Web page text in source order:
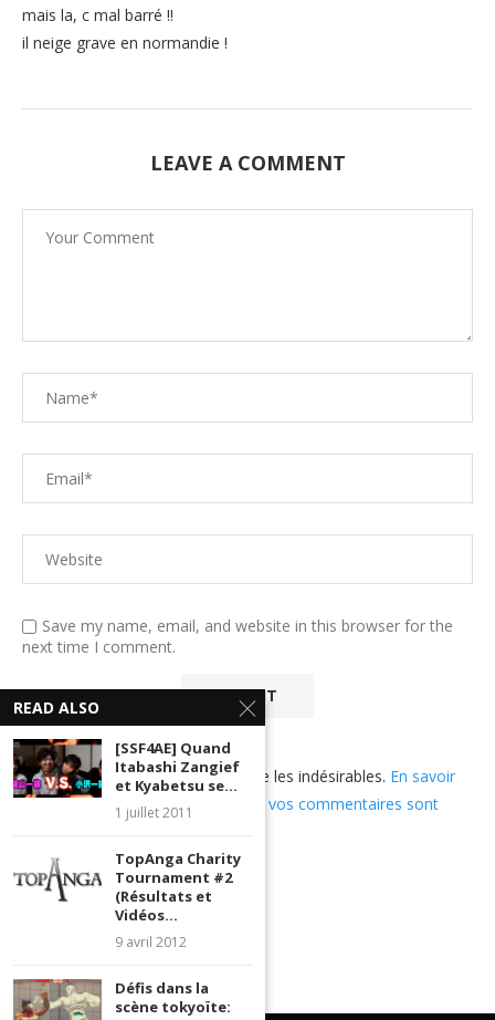
mais la, c mal barré !!
il neige grave en normandie !
LEAVE A COMMENT
Save my name, email, and website in this browser for the
next time I comment.
Ce site utilise Akismet pour réduire les indésirables. En savoir
plus sur comment les données de vos commentaires sont
READ ALSO
[SSF4AE] Quand
Itabashi Zangief
et Kyabetsu se...
1 juillet 2011
TopAnga Charity
Tournament #2
(Résultats et
Vidéos...
9 avril 2012
Défis dans la
scène tokyoïte: